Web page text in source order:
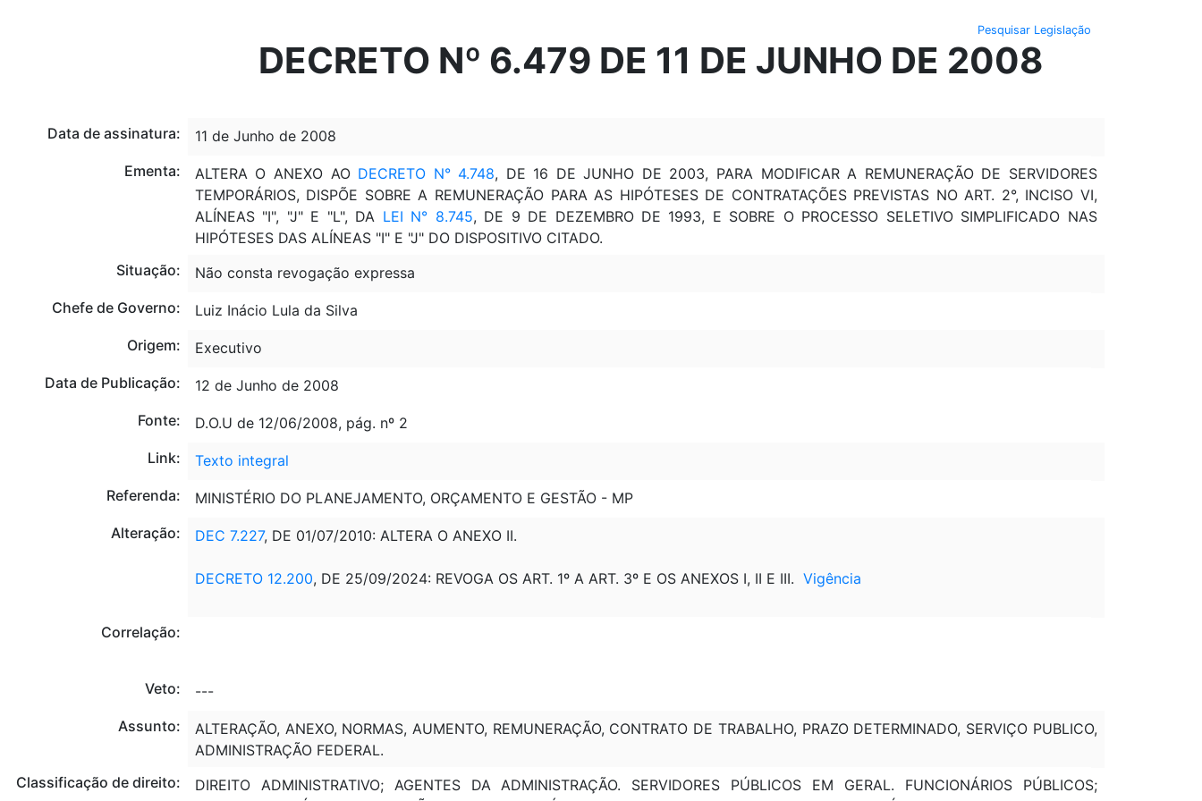
Pesquisar Legislação
DECRETO Nº 6.479 DE 11 DE JUNHO DE 2008
Data de assinatura:
11 de Junho de 2008
Ementa:
ALTERA O ANEXO AO DECRETO N° 4.748, DE 16 DE JUNHO DE 2003, PARA MODIFICAR A REMUNERAÇÃO DE SERVIDORES
TEMPORÁRIOS, DISPÕE SOBRE A REMUNERAÇÃO PARA AS HIPÓTESES DE CONTRATAÇÕES PREVISTAS NO ART. 2°, INCISO VI,
ALÍNEAS "I", "J" E "L", DA LEI N° 8.745, DE 9 DE DEZEMBRO DE 1993, E SOBRE O PROCESSO SELETIVO SIMPLIFICADO NAS
HIPÓTESES DAS ALÍNEAS "I" E "J" DO DISPOSITIVO CITADO.
Situação:
Não consta revogação expressa
Chefe de Governo:
Luiz Inácio Lula da Silva
Origem:
Executivo
Data de Publicação:
12 de Junho de 2008
Fonte:
D.O.U de 12/06/2008, pág. nº 2
Link:
Texto integral
Referenda:
MINISTÉRIO DO PLANEJAMENTO, ORÇAMENTO E GESTÃO - MP
Alteração:
DEC 7.227, DE 01/07/2010: ALTERA O ANEXO II.
DECRETO 12.200, DE 25/09/2024: REVOGA OS ART. 1º A ART. 3º E OS ANEXOS I, II E III. Vigência
Correlação:
Veto:
---
Assunto:
ALTERAÇÃO, ANEXO, NORMAS, AUMENTO, REMUNERAÇÃO, CONTRATO DE TRABALHO, PRAZO DETERMINADO, SERVIÇO PUBLICO,
ADMINISTRAÇÃO FEDERAL.
Classificação de direito:
DIREITO ADMINISTRATIVO; AGENTES DA ADMINISTRAÇÃO. SERVIDORES PÚBLICOS EM GERAL. FUNCIONÁRIOS PÚBLICOS;